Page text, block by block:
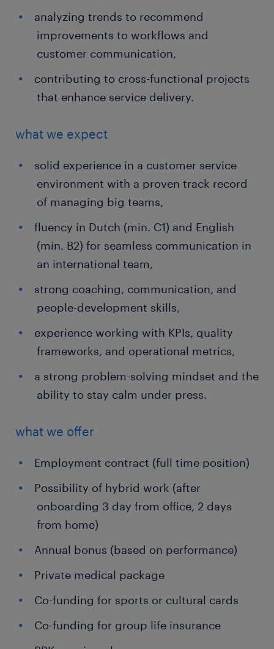
analyzing trends to recommend
improvements to workflows and
customer communication,
contributing to cross-functional projects
that enhance service delivery.
what we expect
solid experience in a customer service
environment with a proven track record
of managing big teams,
fluency in Dutch (min. C1) and English
(min. B2) for seamless communication in
an international team,
strong coaching, communication, and
people-development skills,
experience working with KPIs, quality
frameworks, and operational metrics,
a strong problem-solving mindset and the
ability to stay calm under press.
what we offer
Employment contract (full time position)
Possibility of hybrid work (after
onboarding 3 day from office, 2 days
from home)
Annual bonus (based on performance)
Private medical package
Co-funding for sports or cultural cards
Co-funding for group life insurance